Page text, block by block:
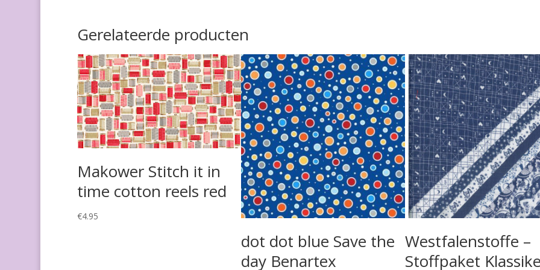
Gerelateerde producten
Makower Stitch it in
time cotton reels red
€4.95
dot dot blue Save the
day Benartex
Westfalenstoffe –
Stoffpaket